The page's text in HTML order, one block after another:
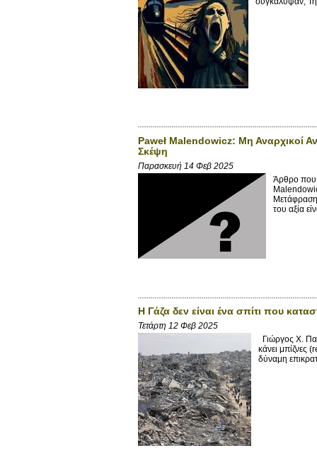
Paweł Malendowicz: Μη Αναρχικοί
Σκέψη
Παρασκευή 14 Φεβ 2025
Άρθρο που
του αξία
Η Γάζα δεν είναι ένα σπίτι που
Τετάρτη 12 Φεβ 2025
Γιώργος X.
κάνει μπίζνες
δύναμη